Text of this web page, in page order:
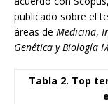
publicado sobre el
áreas de Medicina,
Genética y Biología
Tabla 2. Top